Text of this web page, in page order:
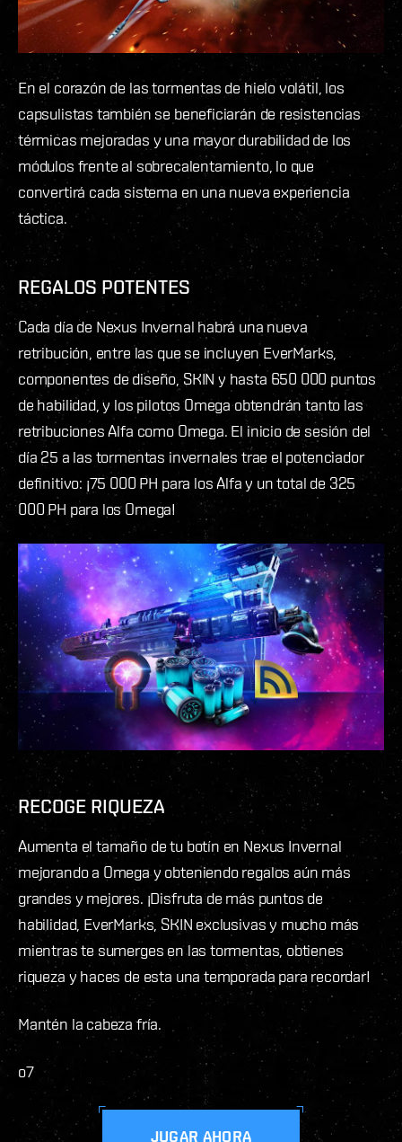
En el corazón de las tormentas de hielo volátil, los
capsulistas también se beneficiarán de resistencias
térmicas mejoradas y una mayor durabilidad de los
módulos frente al sobrecalentamiento, lo que
convertirá cada sistema en una nueva experiencia
táctica.
REGALOS POTENTES
Cada día de Nexus Invernal habrá una nueva
retribución, entre las que se incluyen EverMarks,
componentes de diseño, SKIN y hasta 650 000 puntos
de habilidad, y los pilotos Omega obtendrán tanto las
retribuciones Alfa como Omega. El inicio de sesión del
día 25 a las tormentas invernales trae el potenciador
definitivo: ¡75 000 PH para los Alfa y un total de 325
000 PH para los Omega!
RECOGE RIQUEZA
Aumenta el tamaño de tu botín en Nexus Invernal
mejorando a Omega y obteniendo regalos aún más
grandes y mejores. ¡Disfruta de más puntos de
habilidad, EverMarks, SKIN exclusivas y mucho más
mientras te sumerges en las tormentas, obtienes
riqueza y haces de esta una temporada para recordar!
Mantén la cabeza fría.
o7
JUGAR AHORA